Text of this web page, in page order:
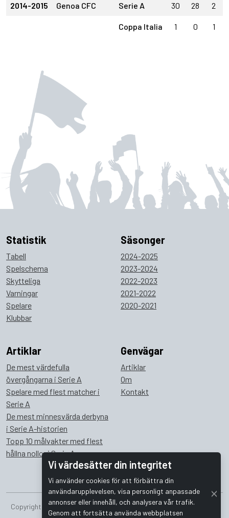
Vi värdesätter din integritet
Vi använder cookies för att förbättra din
användarupplevelsen, visa personligt anpassade
annonser eller innehåll, och analysera vår trafik.
Genom att fortsätta använda webbplatsen
2014-2015 Genoa CFC Serie A 30 28 2
Coppa Italia 1 0 1
Statistik
Tabell
Spelschema
Skytteliga
Varningar
Spelare
Klubbar
Säsonger
2024-2025
2023-2024
2022-2023
2021-2022
2020-2021
Artiklar
De mest värdefulla
övergångarna i Serie A
Spelare med flest matcher i
Serie A
De mest minnesvärda derbyna
i Serie A-historien
Topp 10 målvakter med flest
hållna nollor i Serie A
Genvägar
Artiklar
Om
Kontakt
Copyright © 2026 Bombus Interactive i Sverige AB. Alla rättigheter